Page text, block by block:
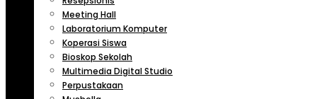
Meeting Hall
Laboratorium Komputer
Koperasi Siswa
Bioskop Sekolah
Multimedia Digital Studio
Perpustakaan